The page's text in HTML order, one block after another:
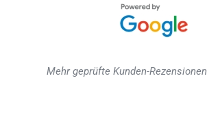
Mehr geprüfte Kunden-Rezensionen